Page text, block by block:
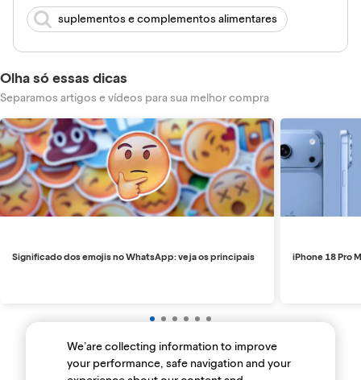
suplementos e complementos alimentares
Olha só essas dicas
Separamos artigos e vídeos para sua melhor compra
Significado dos emojis no WhatsApp: veja os principais iPhone 18 Pro
We’are collecting information to improve
your performance, safe navigation and your